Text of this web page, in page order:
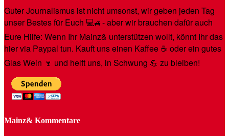
Guter Journalismus ist nicht umsonst, wir geben jeden Tag
unser Bestes für Euch 💻🚙- aber wir brauchen dafür auch
Eure Hilfe: Wenn Ihr Mainz& unterstützen wollt, könnt Ihr das
hier via Paypal tun. Kauft uns einen Kaffee ☕️ oder ein gutes
Glas Wein 🍷 und helft uns, in Schwung 💪 zu bleiben!
Mainz& Kommentare